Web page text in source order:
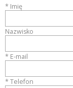
* Imię
Nazwisko
* E-mail
* Telefon